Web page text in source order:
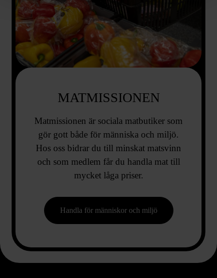
MATMISSIONEN
Matmissionen är sociala matbutiker som
gör gott både för människa och miljö.
Hos oss bidrar du till minskat matsvinn
och som medlem får du handla mat till
mycket låga priser.
Handla för människor och miljö